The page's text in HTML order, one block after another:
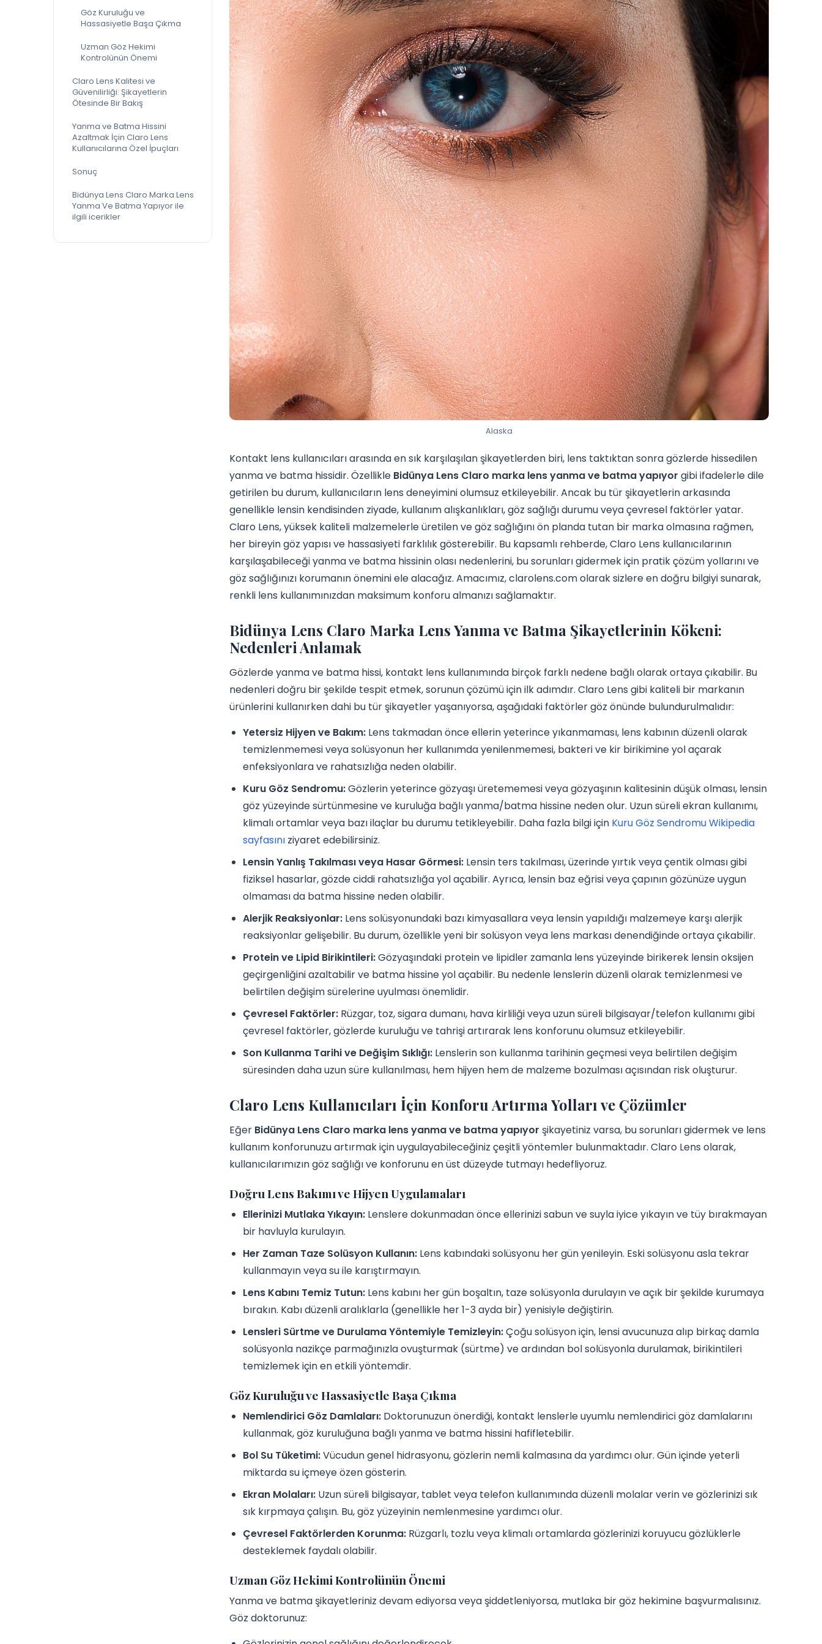
Göz Kuruluğu ve
Hassasiyetle Başa Çıkma
Uzman Göz Hekimi
Kontrolünün Önemi
Claro Lens Kalitesi ve
Güvenilirliği: Şikayetlerin
Ötesinde Bir Bakış
Yanma ve Batma Hissini
Azaltmak İçin Claro Lens
Kullanıcılarına Özel İpuçları
Sonuç
Bidünya Lens Claro Marka Lens
Yanma Ve Batma Yapıyor ile
ilgili icerikler
Alaska
Kontakt lens kullanıcıları arasında en sık karşılaşılan şikayetlerden biri, lens taktıktan sonra gözlerde hissedilen
yanma ve batma hissidir. Özellikle Bidünya Lens Claro marka lens yanma ve batma yapıyor gibi ifadelerle dile
getirilen bu durum, kullanıcıların lens deneyimini olumsuz etkileyebilir. Ancak bu tür şikayetlerin arkasında
genellikle lensin kendisinden ziyade, kullanım alışkanlıkları, göz sağlığı durumu veya çevresel faktörler yatar.
Claro Lens, yüksek kaliteli malzemelerle üretilen ve göz sağlığını ön planda tutan bir marka olmasına rağmen,
her bireyin göz yapısı ve hassasiyeti farklılık gösterebilir. Bu kapsamlı rehberde, Claro Lens kullanıcılarının
karşılaşabileceği yanma ve batma hissinin olası nedenlerini, bu sorunları gidermek için pratik çözüm yollarını ve
göz sağlığınızı korumanın önemini ele alacağız. Amacımız, clarolens.com olarak sizlere en doğru bilgiyi sunarak,
renkli lens kullanımınızdan maksimum konforu almanızı sağlamaktır.
Bidünya Lens Claro Marka Lens Yanma ve Batma Şikayetlerinin Kökeni:
Nedenleri Anlamak
Gözlerde yanma ve batma hissi, kontakt lens kullanımında birçok farklı nedene bağlı olarak ortaya çıkabilir. Bu
nedenleri doğru bir şekilde tespit etmek, sorunun çözümü için ilk adımdır. Claro Lens gibi kaliteli bir markanın
ürünlerini kullanırken dahi bu tür şikayetler yaşanıyorsa, aşağıdaki faktörler göz önünde bulundurulmalıdır:
Yetersiz Hijyen ve Bakım: Lens takmadan önce ellerin yeterince yıkanmaması, lens kabının düzenli olarak
temizlenmemesi veya solüsyonun her kullanımda yenilenmemesi, bakteri ve kir birikimine yol açarak
enfeksiyonlara ve rahatsızlığa neden olabilir.
Kuru Göz Sendromu:Gözlerin yeterince gözyaşı üretememesi veya gözyaşının kalitesinin düşük olması, lensin
göz yüzeyinde sürtünmesine ve kuruluğa bağlı yanma/batma hissine neden olur. Uzun süreli ekran kullanımı,
klimalı ortamlar veya bazı ilaçlar bu durumu tetikleyebilir. Daha fazla bilgi için Kuru Göz Sendromu Wikipedia
sayfasını ziyaret edebilirsiniz.
Lensin Yanlış Takılması veya Hasar Görmesi: Lensin ters takılması, üzerinde yırtık veya çentik olması gibi
fiziksel hasarlar, gözde ciddi rahatsızlığa yol açabilir. Ayrıca, lensin baz eğrisi veya çapının gözünüze uygun
olmaması da batma hissine neden olabilir.
Alerjik Reaksiyonlar: Lens solüsyonundaki bazı kimyasallara veya lensin yapıldığı malzemeye karşı alerjik
reaksiyonlar gelişebilir. Bu durum, özellikle yeni bir solüsyon veya lens markası denendiğinde ortaya çıkabilir.
Protein ve Lipid Birikintileri:Gözyaşındaki protein ve lipidler zamanla lens yüzeyinde birikerek lensin oksijen
geçirgenliğini azaltabilir ve batma hissine yol açabilir. Bu nedenle lenslerin düzenli olarak temizlenmesi ve
belirtilen değişim sürelerine uyulması önemlidir.
Çevresel Faktörler: Rüzgar, toz, sigara dumanı, hava kirliliği veya uzun süreli bilgisayar/telefon kullanımı gibi
çevresel faktörler, gözlerde kuruluğu ve tahrişi artırarak lens konforunu olumsuz etkileyebilir.
Son Kullanma Tarihi ve Değişim Sıklığı: Lenslerin son kullanma tarihinin geçmesi veya belirtilen değişim
süresinden daha uzun süre kullanılması, hem hijyen hem de malzeme bozulması açısından risk oluşturur.
Claro Lens Kullanıcıları İçin Konforu Artırma Yolları ve Çözümler
Eğer Bidünya Lens Claro marka lens yanma ve batma yapıyor şikayetiniz varsa, bu sorunları gidermek ve lens
kullanım konforunuzu artırmak için uygulayabileceğiniz çeşitli yöntemler bulunmaktadır. Claro Lens olarak,
kullanıcılarımızın göz sağlığı ve konforunu en üst düzeyde tutmayı hedefliyoruz.
Doğru Lens Bakımı ve Hijyen Uygulamaları
Ellerinizi Mutlaka Yıkayın: Lenslere dokunmadan önce ellerinizi sabun ve suyla iyice yıkayın ve tüy bırakmayan
bir havluyla kurulayın.
Her Zaman Taze Solüsyon Kullanın: Lens kabındaki solüsyonu her gün yenileyin. Eski solüsyonu asla tekrar
kullanmayın veya su ile karıştırmayın.
Lens Kabını Temiz Tutun: Lens kabını her gün boşaltın, taze solüsyonla durulayın ve açık bir şekilde kurumaya
bırakın. Kabı düzenli aralıklarla (genellikle her 1-3 ayda bir) yenisiyle değiştirin.
Lensleri Sürtme ve Durulama Yöntemiyle Temizleyin:Çoğu solüsyon için, lensi avucunuza alıp birkaç damla
solüsyonla nazikçe parmağınızla ovuşturmak (sürtme) ve ardından bol solüsyonla durulamak, birikintileri
temizlemek için en etkili yöntemdir.
Göz Kuruluğu ve Hassasiyetle Başa Çıkma
Nemlendirici Göz Damlaları: Doktorunuzun önerdiği, kontakt lenslerle uyumlu nemlendirici göz damlalarını
kullanmak, göz kuruluğuna bağlı yanma ve batma hissini hafifletebilir.
Bol Su Tüketimi:Vücudun genel hidrasyonu, gözlerin nemli kalmasına da yardımcı olur. Gün içinde yeterli
miktarda su içmeye özen gösterin.
Ekran Molaları: Uzun süreli bilgisayar, tablet veya telefon kullanımında düzenli molalar verin ve gözlerinizi sık
sık kırpmaya çalışın. Bu, göz yüzeyinin nemlenmesine yardımcı olur.
Çevresel Faktörlerden Korunma: Rüzgarlı, tozlu veya klimalı ortamlarda gözlerinizi koruyucu gözlüklerle
desteklemek faydalı olabilir.
Uzman Göz Hekimi Kontrolünün Önemi
Yanma ve batma şikayetleriniz devam ediyorsa veya şiddetleniyorsa, mutlaka bir göz hekimine başvurmalısınız.
Göz doktorunuz: